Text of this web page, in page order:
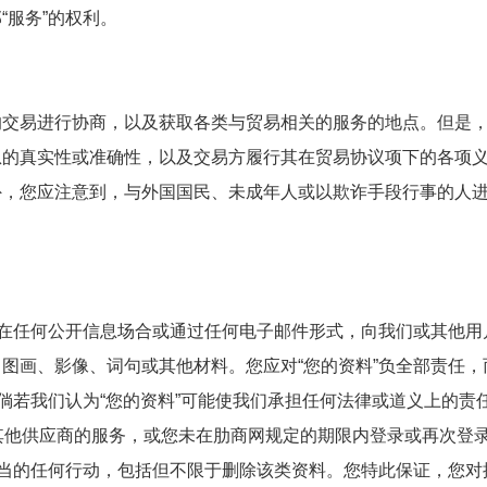
务”的权利。
易进行协商，以及获取各类与贸易相关的服务的地点。但是
真实性或准确性，以及交易方履行其在贸易协议项下的各项
您应注意到，与外国国民、未成年人或以欺诈手段行事的人
任何公开信息场合或通过任何电子邮件形式，向我们或其他
画、影像、词句或其他材料。您应对“您的资料”负全部责任
若我们认为“您的资料”可能使我们承担任何法律或道义上的责
供应商的服务，或您未在肋商网规定的期限内登录或再次登
的任何行动，包括但不限于删除该类资料。您特此保证，您